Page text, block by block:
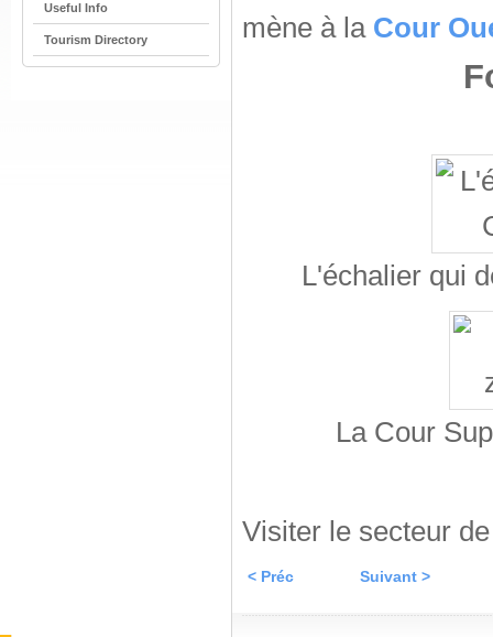
Useful Info
Tourism Directory
mène à la Cour
L'échalier qui
La Cour
Visiter le secteur
< Préc Suivant >